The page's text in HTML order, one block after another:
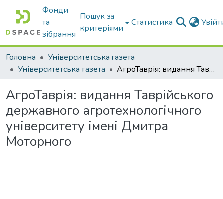
Фонди
та
зібрання
Пошук за
критеріями
Статистика
Головна
Університетська газета
Університетська газета
АгроТаврія: видання Таврійського державного агротехнологічного університету імені Дмитра Моторного
АгроТаврія: видання Таврійського
державного агротехнологічного
університету імені Дмитра
Моторного